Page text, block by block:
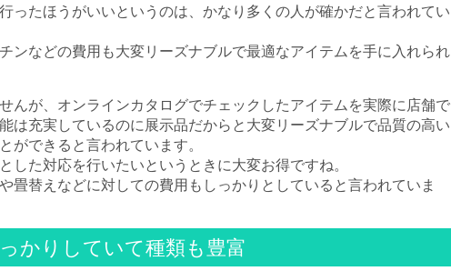
ったほうがいいというのは、かなり多くの人が確かだと言われてい
ンなどの費用も大変リーズナブルで最適なアイテムを手に入れられ
んが、オンラインカタログでチェックしたアイテムを実際に店舗で
は充実しているのに展示品だからと大変リーズナブルで品質の高い
ができると言われています。
した対応を行いたいというときに大変お得ですね。
畳替えなどに対しての費用もしっかりとしていると言われていま
かりしていて種類も豊富